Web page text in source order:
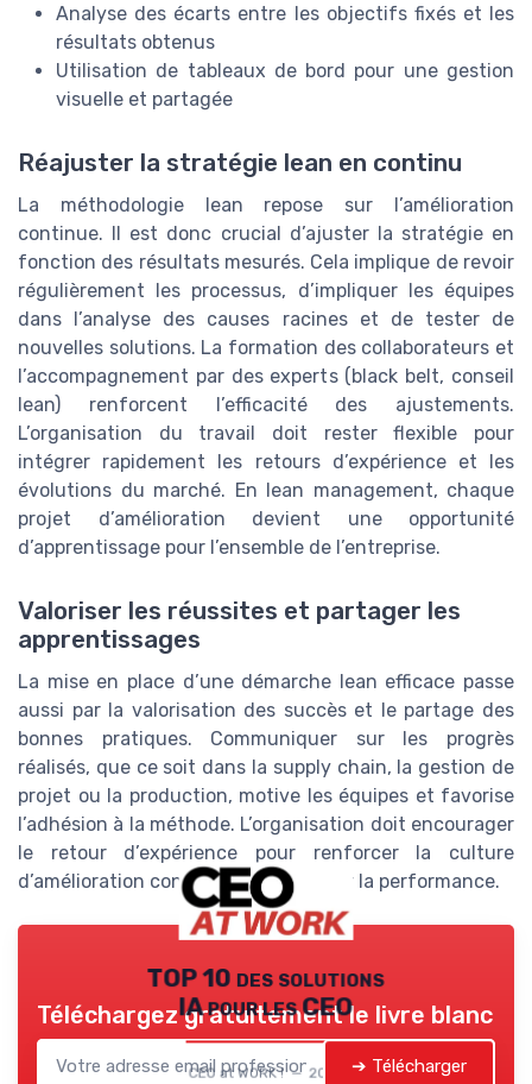
Analyse des écarts entre les objectifs fixés et les
résultats obtenus
Utilisation de tableaux de bord pour une gestion
visuelle et partagée
Réajuster la stratégie lean en continu
La méthodologie lean repose sur l’amélioration
continue. Il est donc crucial d’ajuster la stratégie en
fonction des résultats mesurés. Cela implique de revoir
régulièrement les processus, d’impliquer les équipes
dans l’analyse des causes racines et de tester de
nouvelles solutions. La formation des collaborateurs et
l’accompagnement par des experts (black belt, conseil
lean) renforcent l’efficacité des ajustements.
L’organisation du travail doit rester flexible pour
intégrer rapidement les retours d’expérience et les
évolutions du marché. En lean management, chaque
projet d’amélioration devient une opportunité
d’apprentissage pour l’ensemble de l’entreprise.
Valoriser les réussites et partager les
apprentissages
La mise en place d’une démarche lean efficace passe
aussi par la valorisation des succès et le partage des
bonnes pratiques. Communiquer sur les progrès
réalisés, que ce soit dans la supply chain, la gestion de
projet ou la production, motive les équipes et favorise
l’adhésion à la méthode. L’organisation doit encourager
le retour d’expérience pour renforcer la culture
d’amélioration continue et pérenniser la performance.
TOP 10 des solutions
IA pour les CEO
CEO at WORK ! — 2026
Téléchargez gratuitement le livre blanc
➔ Télécharger